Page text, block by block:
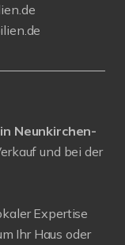
Neunkirchen-
und bei der
Expertise
Ihr Haus oder